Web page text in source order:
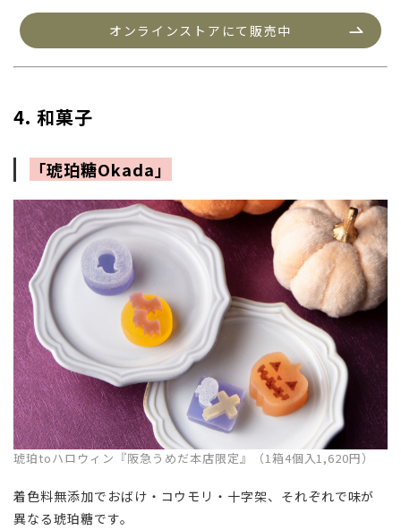
オンラインストアにて販売中
4. 和菓子
「琥珀糖Okada」
琥珀toハロウィン『阪急うめだ本店限定』（1箱4個入1,620円）
着色料無添加でおばけ・コウモリ・十字架、それぞれで味が
異なる琥珀糖です。